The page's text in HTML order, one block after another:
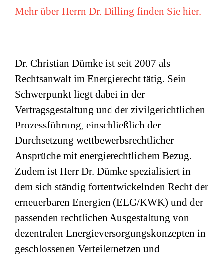
Mehr über Herrn Dr. Dilling finden Sie hier.
Dr. Christian Dümke ist seit 2007 als
Rechtsanwalt im Energierecht tätig. Sein
Schwerpunkt liegt dabei in der
Vertragsgestaltung und der zivilgerichtlichen
Prozessführung, einschließlich der
Durchsetzung wettbewerbsrechtlicher
Ansprüche mit energierechtlichem Bezug.
Zudem ist Herr Dr. Dümke spezialisiert in
dem sich ständig fortentwickelnden Recht der
erneuerbaren Energien (EEG/KWK) und der
passenden rechtlichen Ausgestaltung von
dezentralen Energieversorgungskonzepten in
geschlossenen Verteilernetzen und